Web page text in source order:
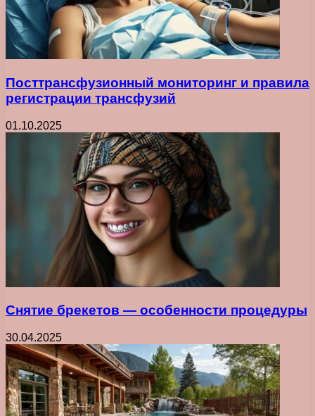
Посттрансфузионный мониторинг и правила
регистрации трансфузий
01.10.2025
Снятие брекетов — особенности процедуры
30.04.2025